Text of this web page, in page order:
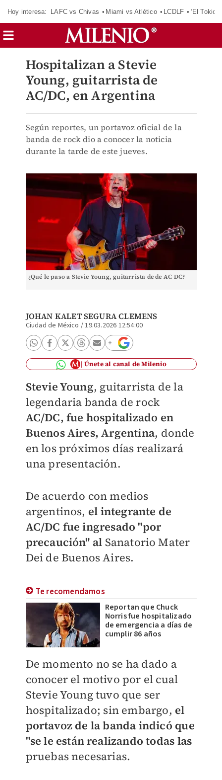
Hoy interesa: LAFC vs Chivas Miami vs Atlético LCDLF ‘El Tokio’
Hospitalizan a Stevie
Young, guitarrista de
AC/DC, en Argentina
Según reportes, un portavoz oficial de la
banda de rock dio a conocer la noticia
durante la tarde de este jueves.
¿Qué le paso a Stevie Young, guitarrista de de AC DC?
JOHAN KALET SEGURA CLEMENS
Ciudad de México /19.03.2026 12:54:00
Únete al canal de Milenio
Stevie Young, guitarrista de la
legendaria banda de rock
AC/DC, fue hospitalizado en
Buenos Aires, Argentina, donde
en los próximos días realizará
una presentación.
De acuerdo con medios
argentinos, el integrante de
AC/DC fue ingresado "por
precaución" al Sanatorio Mater
Dei de Buenos Aires.
Te recomendamos
Reportan que Chuck
Norris fue hospitalizado
de emergencia a días de
cumplir 86 años
De momento no se ha dado a
conocer el motivo por el cual
Stevie Young tuvo que ser
hospitalizado; sin embargo, el
portavoz de la banda indicó que
"se le están realizando todas las
pruebas necesarias.